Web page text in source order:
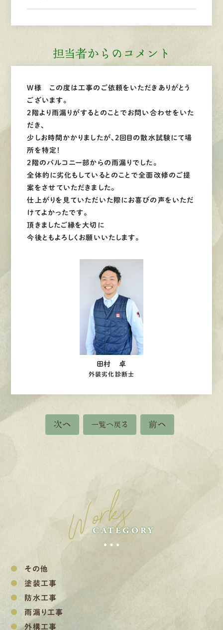
担当者からのコメント
W様 この度は工事のご依頼をいただきありがとう
ございます。
2階より雨漏りがするとのことでお問い合わせをいた
だき、
少しお時間かかりましたが、2回目の散水試験にて場
所を特定！
2階のバルコニー部からの雨漏りでした。
全体的に劣化もしているとのことで全面改修のご提
案をさせていただきました。
仕上がりを見ていただいた際にお喜びの声をいただ
けてよかったです。
頂きましたご縁を大切に
今後ともよろしくお願いいたします。
田村 卓
外装劣化診断士
次へ 一覧へ戻る 前へ
Works
CATEGORY
その他
塗装工事
防水工事
雨漏り工事
外構工事